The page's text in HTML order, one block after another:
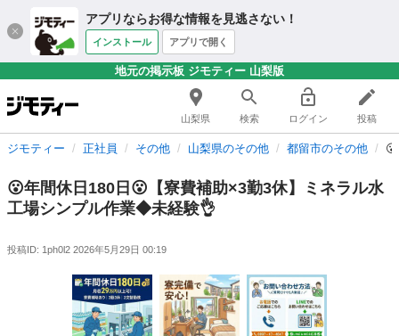
アプリならお得な情報を見逃さない！
インストール アプリで開く
地元の掲示板 ジモティー 山梨版
山梨県 検索 ログイン 投稿
ジモティー 正社員 その他 山梨県のその他 都留市のその他
😮年間休日180日😮【寮費補助×3勤3休】ミネラル水
工場シンプル作業◆未経験👌
投稿ID: 1ph0l2 2026年5月29日 00:19